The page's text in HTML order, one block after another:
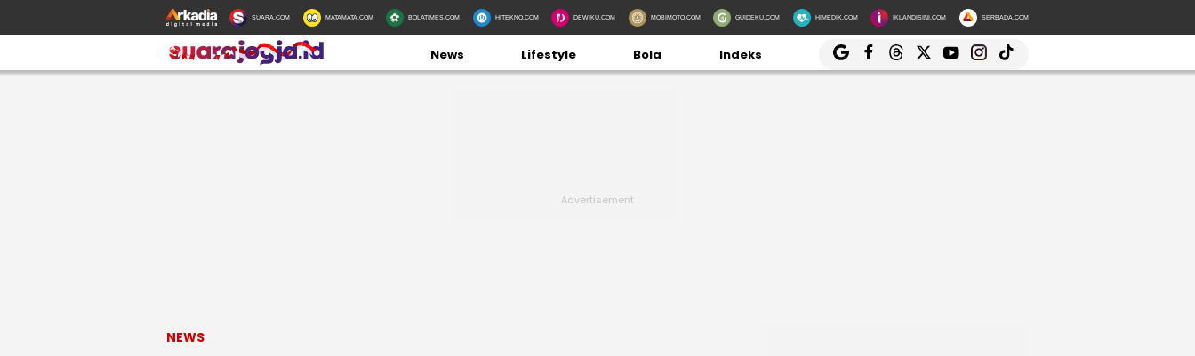
SUARA.COM MATAMATA.COM BOLATIMES.COM HITEKNO.COM DEWIKU.COM MOBIMOTO.COM GUIDEKU.COM HIMEDIK.COM IKLANDISINI.COM SERBADA.COM
News Lifestyle Bola Indeks
NEWS